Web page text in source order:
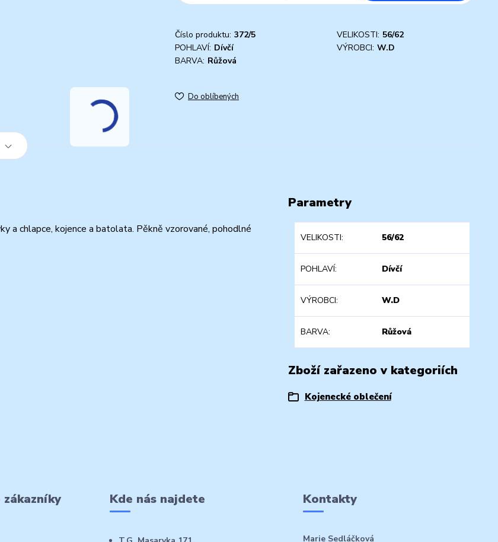
Číslo produktu: 372/5 VELIKOSTI: 56/62
POHLAVÍ: Dívčí VÝROBCI: W.D
BARVA: Růžová
Do oblíbených
a chlapce, kojence a batolata. Pěkně vzorované, pohodlné
Parametry
VELIKOSTI 56/62
POHLAVÍ Dívčí
VÝROBCI W.D
BARVA Růžová
Zboží zařazeno v kategoriích
Kojenecké oblečení
Kde nás najdete Kontakty
Marie Sedláčková